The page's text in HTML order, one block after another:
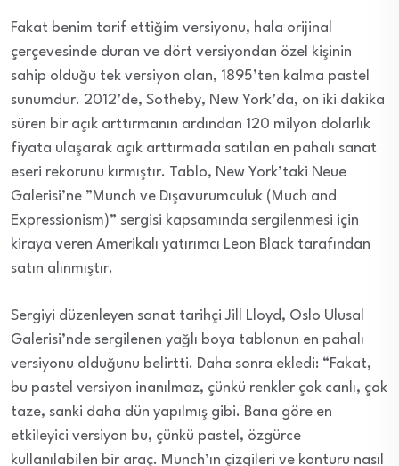
Fakat benim tarif ettiğim versiyonu, hala orijinal
çerçevesinde duran ve dört versiyondan özel kişinin
sahip olduğu tek versiyon olan, 1895’ten kalma pastel
sunumdur. 2012’de, Sotheby, New York’da, on iki dakika
süren bir açık arttırmanın ardından 120 milyon dolarlık
fiyata ulaşarak açık arttırmada satılan en pahalı sanat
eseri rekorunu kırmıştır. Tablo, New York’taki Neue
Galerisi’ne ”Munch ve Dışavurumculuk (Much and
Expressionism)” sergisi kapsamında sergilenmesi için
kiraya veren Amerikalı yatırımcı Leon Black tarafından
satın alınmıştır.
Sergiyi düzenleyen sanat tarihçi Jill Lloyd, Oslo Ulusal
Galerisi’nde sergilenen yağlı boya tablonun en pahalı
versiyonu olduğunu belirtti. Daha sonra ekledi: “Fakat,
bu pastel versiyon inanılmaz, çünkü renkler çok canlı, çok
taze, sanki daha dün yapılmış gibi. Bana göre en
etkileyici versiyon bu, çünkü pastel, özgürce
kullanılabilen bir araç. Munch’ın çizgileri ve konturu nasıl